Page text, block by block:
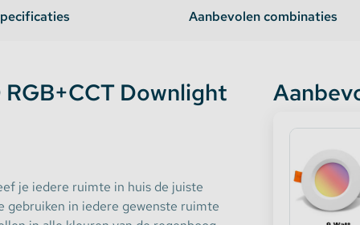
Aanbevolen combinaties
Downlight
je iedere ruimte in huis de juiste
gebruiken in iedere gewenste ruimte